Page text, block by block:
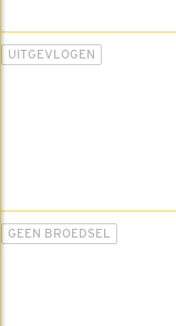
UITGEVLOGEN
GEEN BROEDSEL